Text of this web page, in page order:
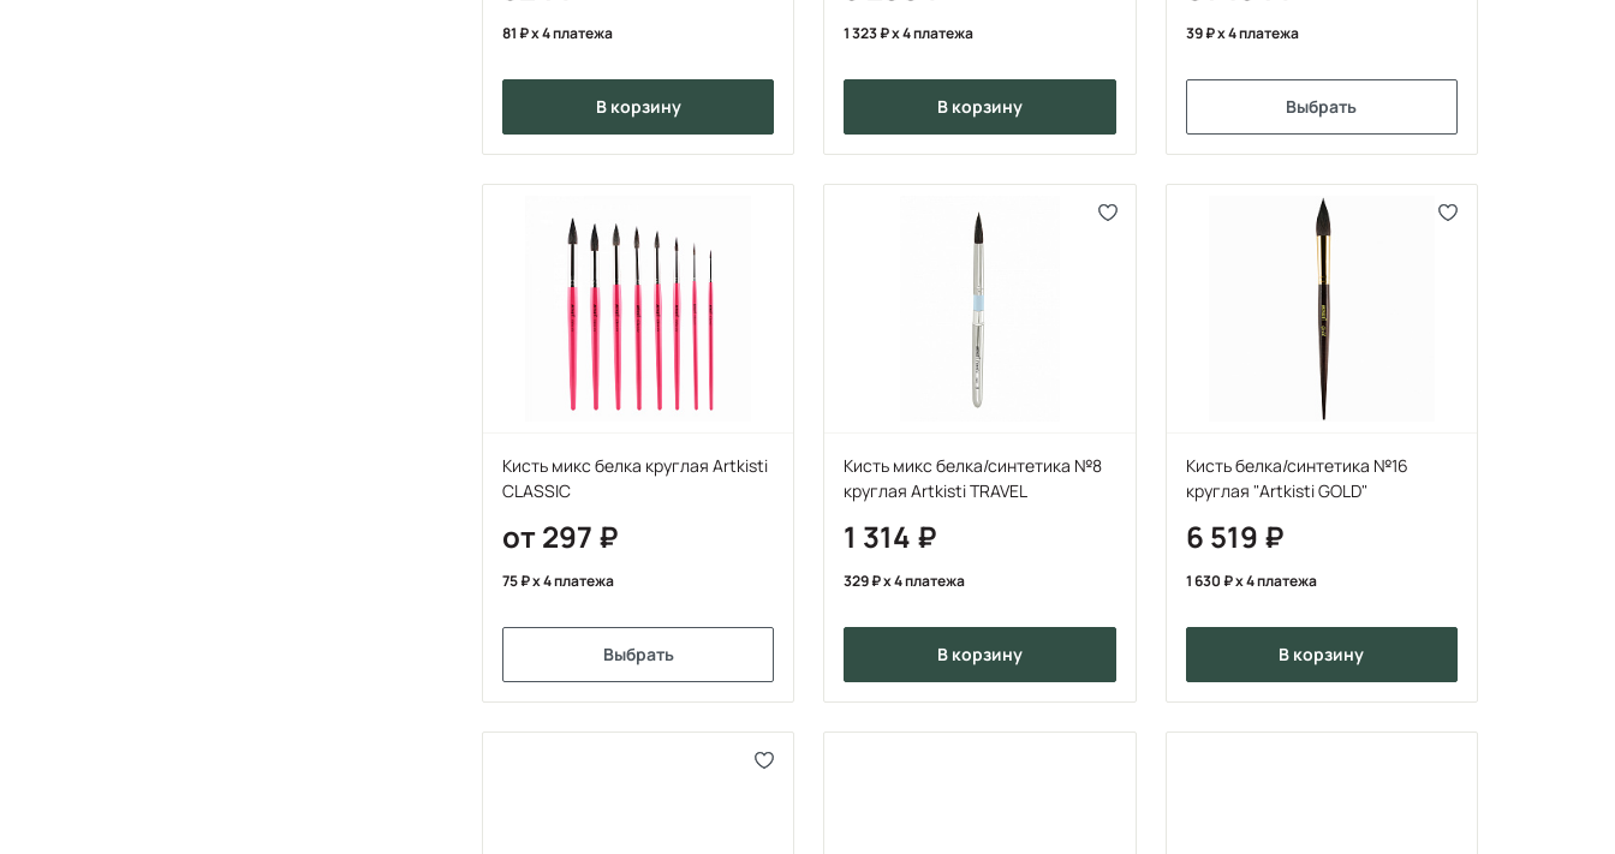
81 x 4 платежа
в корзину
1 323 x 4 платежа
в корзину
39 x 4 платежа
Выбрать
Кисть микс белка круглая Artkisti
CLASSIC
от 297
75 x 4 платежа
Выбрать
Кисть микс белка/синтетика №8
круглая Artkisti TRAVEL
1 314
329 x 4 платежа
в корзину
Кисть белка/синтетика №16
круглая "Artkisti GOLD"
6 519
1 630 x 4 платежа
в корзину